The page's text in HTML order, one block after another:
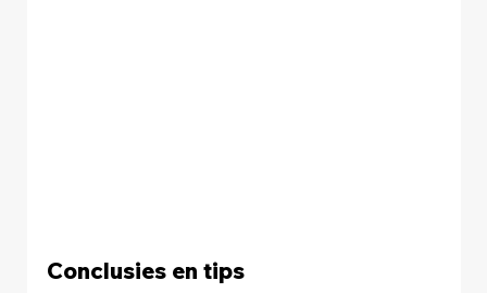
Conclusies en tips